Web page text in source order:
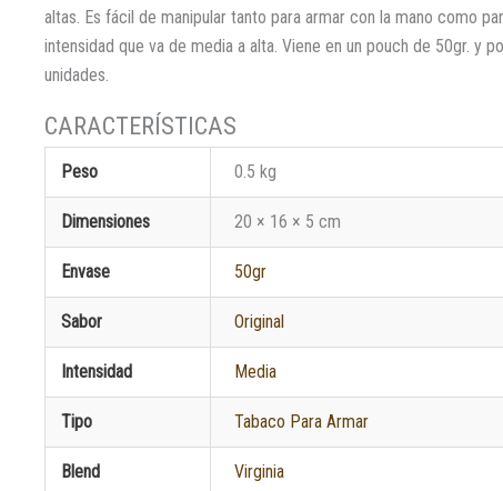
altas. Es fácil de manipular tanto para armar con la mano como
intensidad que va de media a alta. Viene en un pouch de 50gr. y
unidades.
Peso 0.5 kg
Dimensiones 20 × 16 × 5 cm
Envase 50gr
Sabor Original
Intensidad Media
Tipo Tabaco Para Armar
Blend Virginia